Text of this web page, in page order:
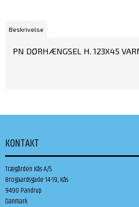
Beskrivelse
PN DØRHÆNGSEL H. 123X45
KONTAKT
Trægården Kås A/S
Brogaardsgade 14-19, Kås
9490 Pandrup
Danmark